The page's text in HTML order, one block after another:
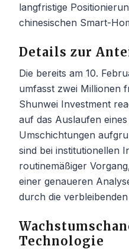
langfristige
chinesischen Smart-
Details zur
Die bereits am 10.
umfasst zwei Millionen
Shunwei Investment
auf das Auslaufen
Umschichtungen
sind bei institutionellen
routinemäßiger
einer genaueren
durch die
Technologie